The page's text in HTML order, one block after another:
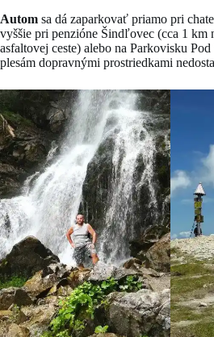
Autom sa dá zaparkovať priamo pri
vyššie pri penzióne Šindľovec (cca 1 km
asfaltovej ceste) alebo na Parkovisku
plesám dopravnými prostriedkami